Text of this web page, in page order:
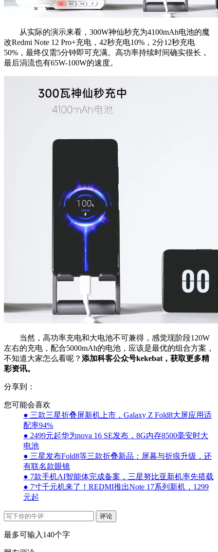
从实际的演示来看，300W神仙秒充为4100mAh电池的魔
改Redmi Note 12 Pro+充电，42秒充电10%，2分12秒充电
50%，最终仅需5分钟即可充满。高功率持续时间确实很长，
最后涓流也有65W-100W的速度。
当然，高功率充电和大电池不可兼得，感觉现阶段120W
左右的充电，配合5000mAh的电池，应该是最优的组合方案，
不知道大家怎么看呢？ 添加科客公众号kekebat，获取更多精
彩资讯。
分享到：
您可能会喜欢
● 三款三星折叠屏新机上市，Galaxy Z Fold8大屏应用适
配率94%
● 2499元起华为nova 16 SE发布，8G内存8500毫安时大
电池
● 三星发布Fold8等三款折叠新品：屏幕与折痕升级，还
有联名款眼镜
● 7款手机AI智能体完成备案，三星努比亚新机率先搭载
● 7寸千元机来了！REDMI推出Note 17系列新机，1299
元起
评论
最多可输入140个字